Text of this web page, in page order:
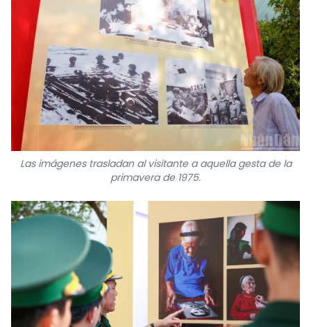
Las imágenes trasladan al visitante a aquella gesta de la
primavera de 1975.